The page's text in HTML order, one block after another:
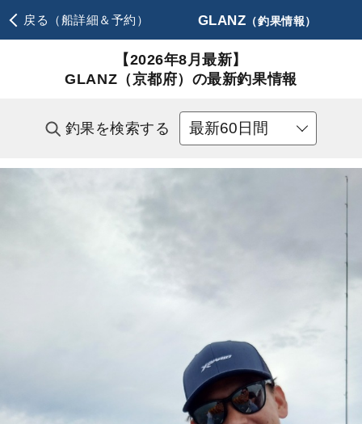
戻る（船詳細＆予約） GLANZ （釣果情報）
【2026年8月最新】
GLANZ（京都府）の最新釣果情報
釣果を検索する